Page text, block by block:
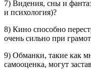
7) Видения, сны и
и психология)?
8) Кино способно
очень сильно при
9) Обманки, такие как
самооценка, могут